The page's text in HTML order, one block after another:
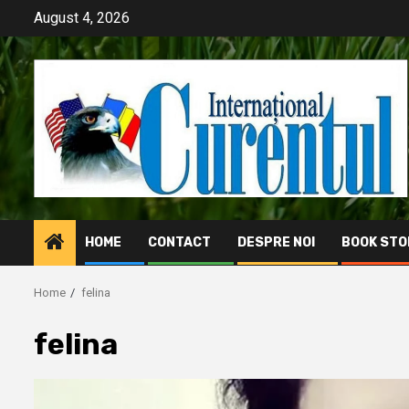
content
August 4, 2026
HOME CONTACT DESPRE NOI BOOK
Home felina
felina